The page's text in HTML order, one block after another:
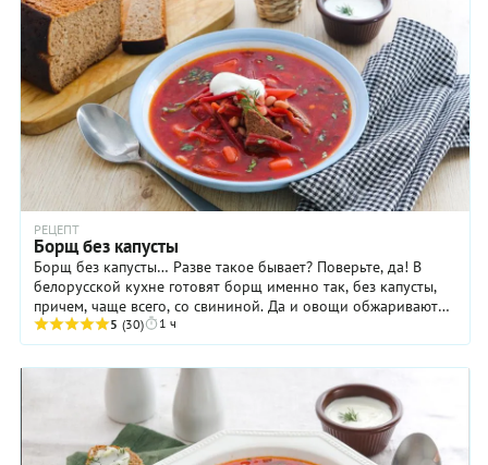
РЕЦЕПТ
Борщ без капусты
Борщ без капусты… Разве такое бывает? Поверьте, да! В
белорусской кухне готовят борщ именно так, без капусты,
причем, чаще всего, со свининой. Да и овощи обжаривают
на сале. Иногда в такой борщ еще и ...
5 (30) 1 ч